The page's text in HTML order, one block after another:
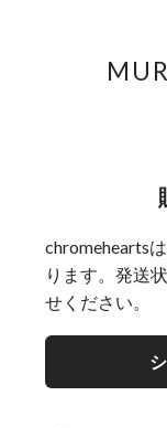
chromehearts
ります。発送
せください。